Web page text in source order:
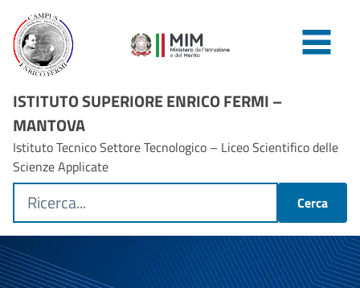
ISTITUTO SUPERIORE ENRICO FERMI –
MANTOVA
Istituto Tecnico Settore Tecnologico – Liceo Scientifico delle
Scienze Applicate
Cerca